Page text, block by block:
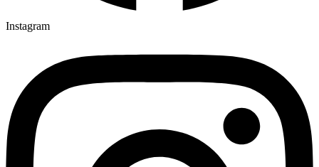
Instagram